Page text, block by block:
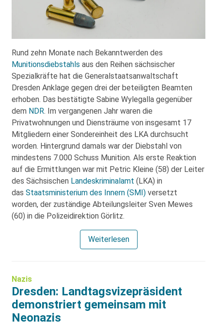
Rund zehn Monate nach Bekanntwerden des
Munitionsdiebstahls aus den Reihen sächsischer
Spezialkräfte hat die Generalstaatsanwaltschaft
Dresden Anklage gegen drei der beteiligten Beamten
erhoben. Das bestätigte Sabine Wylegalla gegenüber
dem NDR. Im vergangenen Jahr waren die
Privatwohnungen und Diensträume von insgesamt 17
Mitgliedern einer Sondereinheit des LKA durchsucht
worden. Hintergrund damals war der Diebstahl von
mindestens 7.000 Schuss Munition. Als erste Reaktion
auf die Ermittlungen war mit Petric Kleine (58) der Leiter
des Sächsischen Landeskriminalamt (LKA) in
das Staatsministerium des Innern (SMI) versetzt
worden, der zuständige Abteilungsleiter Sven Mewes
(60) in die Polizeidirektion Görlitz.
Weiterlesen
Nazis
Dresden: Landtagsvizepräsident
demonstriert gemeinsam mit
Neonazis